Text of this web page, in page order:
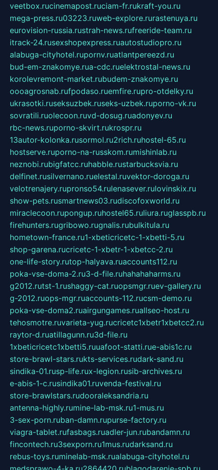
veetbox.rucinemapost.ruciam-fr.rukraft-you.ru
mega-press.ru03223.ruweb-explore.rurastenuya.ru
eurovision-russia.rustrah-news.rufreeride-team.ru
itrack-24.rusexshopexpress.ruautostudiopro.ru
alabuga-cityhotel.rupornv.ruatlantpereezd.ru
bud-em-znakomye.rua-cdc.ruelektrostal-news.ru
korolevremont-market.rubudem-znakomye.ru
oooagrosnab.rufpodaso.ruemfire.rupro-otdelky.ru
ukrasotki.ruseksuzbek.ruseks-uzbek.ruporno-vk.ru
sovratili.ruolecoon.ruvd-dosug.ruadonyev.ru
rbc-news.ruporno-skvirt.rukrospr.ru
13autor-kolonka.rusormol.ru2rich.ruhostel-65.ru
hostserve.ruporno-na-russkom.rumishinlab.ru
neznobi.rubigfatcc.ruhabble.rustarbucksvia.ru
delfinet.rusilvernano.ruelestal.ruvektor-doroga.ru
velotrenajery.rupronso54.rulenasever.rulovinskix.ru
show-pets.rusmartnews03.rudiscofoxworld.ru
miraclecoon.rupongup.ruhostel65.ruliura.ruglasspb.ru
firehunters.rugribowo.rugnalis.rubulkitula.ru
hometown-france.ru1-xbeticricetc-1-xbetti-5.ru
shop-garena.rucricetc-1-xbetr-1-xbetcc-2.ru
one-life-story.rutop-halyava.ruaccounts112.ru
poka-vse-doma-2.ru3-d-file.ruhahahaharms.ru
g2012.rutst-1.rushaggy-cat.ruopsmgr.ruev-gallery.ru
g-2012.ruops-mgr.ruaccounts-112.rucsm-demo.ru
poka-vse-doma2.ruairgungames.ruallseo-host.ru
tehosmotre.ruvarieta-yug.rucricetc1xbetr1xbetcc2.ru
raytor-d.ruatillagunn.ru3d-file.ru
1xbeticricetc1xbetti5.ruuafoot-statti.rue-abis1c.ru
store-brawl-stars.rukts-services.rudark-sand.ru
sindika-01.rusp-life.rux-legion.rusib-archives.ru
e-abis-1-c.rusindika01.ruvenda-festival.ru
store-brawlstars.rudooraleksandria.ru
antenna-highly.rumine-lab-msk.ru1-mus.ru
3-sex-porn.ruban-damn.rupurse-factory.ru
viagra-tablet.rufasbags.ruadler-jun.rubandamn.ru
fincontech.ru3sexporn.ru1mus.rudarksand.ru
rebus-toys.ruminelab-msk.rualabuga-cityhotel.ru